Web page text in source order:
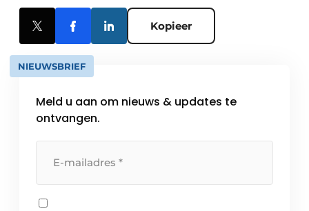
Kopieer
NIEUWSBRIEF
Meld u aan om nieuws & updates te
ontvangen.